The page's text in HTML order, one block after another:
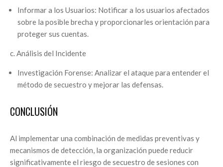
Informar a los Usuarios: Notificar a los usuarios afectados
sobre la posible brecha y proporcionarles orientación para
proteger sus cuentas.
c. Análisis del Incidente
Investigación Forense: Analizar el ataque para entender el
método de secuestro y mejorar las defensas.
CONCLUSIÓN
Al implementar una combinación de medidas preventivas y
mecanismos de detección, la organización puede reducir
significativamente el riesgo de secuestro de sesiones con